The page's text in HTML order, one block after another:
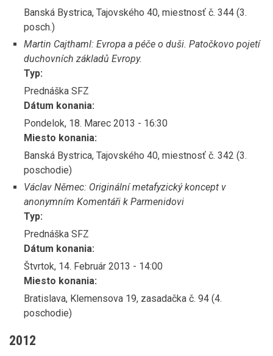
Banská Bystrica, Tajovského 40, miestnosť č. 344 (3.
posch.)
Martin Cajthaml: Evropa a péče o duši. Patočkovo pojetí
duchovních základů Evropy.
Typ:
Prednáška SFZ
Dátum konania:
Pondelok, 18. Marec 2013 - 16:30
Miesto konania:
Banská Bystrica, Tajovského 40, miestnosť č. 342 (3.
poschodie)
Václav Němec: Originální metafyzický koncept v
anonymním Komentáři k Parmenidovi
Typ:
Prednáška SFZ
Dátum konania:
Štvrtok, 14. Február 2013 - 14:00
Miesto konania:
Bratislava, Klemensova 19, zasadačka č. 94 (4.
poschodie)
2012